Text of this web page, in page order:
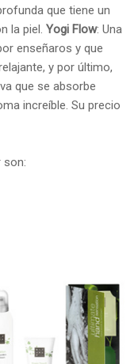
que tiene un
la piel. Yogi Flow: Una
enseñaros y que
y por último,
que se absorbe
increíble. Su precio
son: